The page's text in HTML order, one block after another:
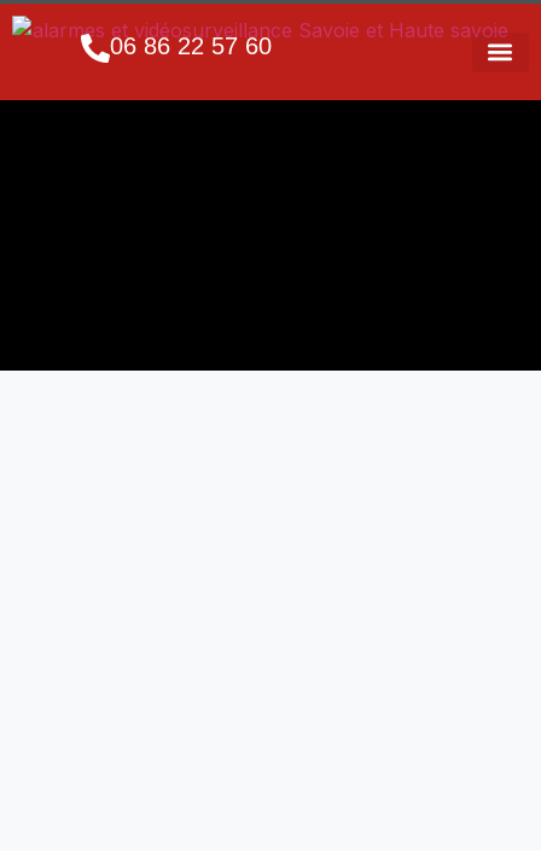
06 86 22 57 60